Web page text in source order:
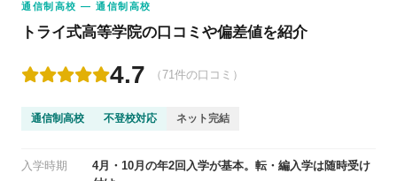
通信制高校 — 通信制高校
トライ式高等学院の口コミや偏差値を紹介
4.7 （71件の口コミ）
通信制高校 不登校対応 ネット完結
入学時期
4月・10月の年2回入学が基本。転・編入学は随時受け